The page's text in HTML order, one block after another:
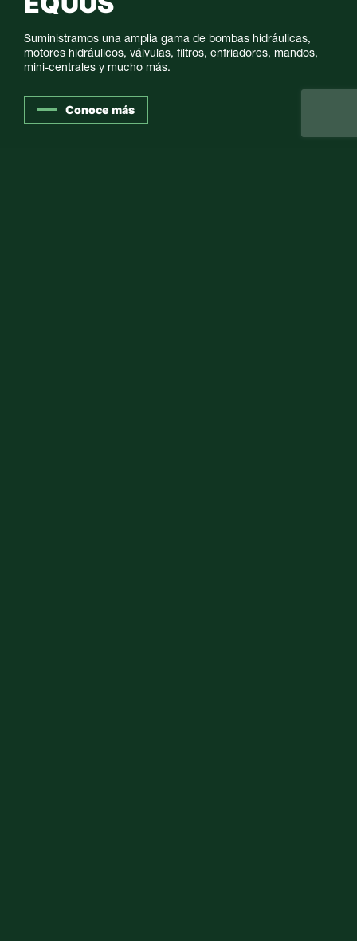
alto rendimiento, que controlan la fuerza, la velocidad y el
movimiento como componentes integrales en sistemas de
energía hidráulica.
Conoce más